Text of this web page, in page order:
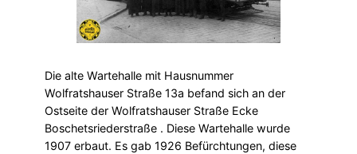
Die alte Wartehalle mit Hausnummer
Wolfratshauser Straße 13a befand sich an der
Ostseite der Wolfratshauser Straße Ecke
Boschetsriederstraße . Diese Wartehalle wurde
1907 erbaut. Es gab 1926 Befürchtungen, diese